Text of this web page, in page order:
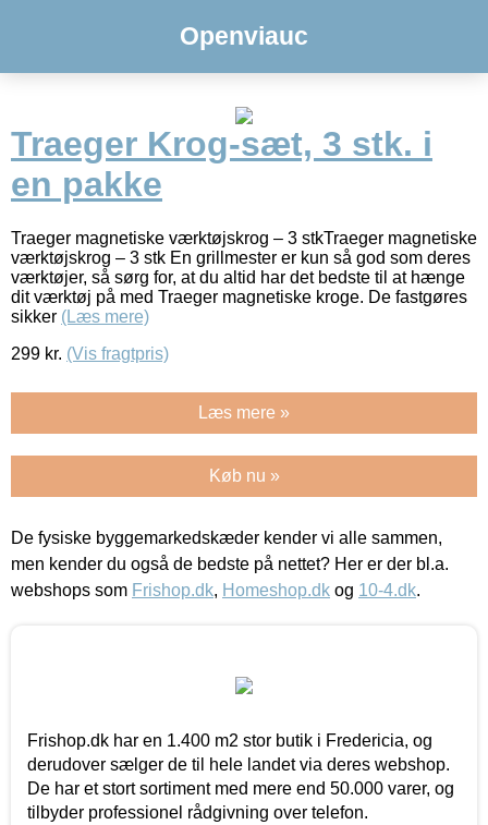
Openviauc
Traeger Krog-sæt, 3 stk. i
en pakke
Traeger magnetiske værktøjskrog – 3 stkTraeger magnetiske
værktøjskrog – 3 stk En grillmester er kun så god som deres
værktøjer, så sørg for, at du altid har det bedste til at hænge
dit værktøj på med Traeger magnetiske kroge. De fastgøres
sikker (Læs mere)
299 kr. (Vis fragtpris)
Læs mere »
Køb nu »
De fysiske byggemarkedskæder kender vi alle sammen,
men kender du også de bedste på nettet? Her er der bl.a.
webshops som Frishop.dk, Homeshop.dk og 10-4.dk.
Frishop.dk har en 1.400 m2 stor butik i Fredericia, og
derudover sælger de til hele landet via deres webshop.
De har et stort sortiment med mere end 50.000 varer, og
tilbyder professionel rådgivning over telefon.